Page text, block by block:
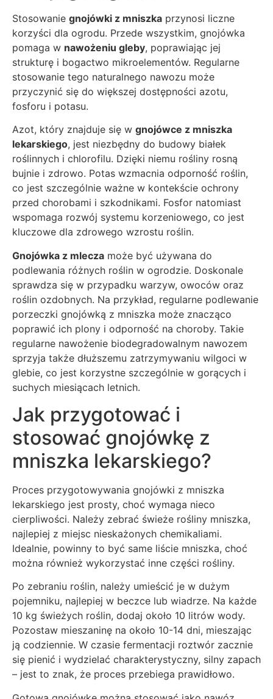
Stosowanie gnojówki z mniszka przynosi liczne
korzyści dla ogrodu. Przede wszystkim, gnojówka
pomaga w nawożeniu gleby, poprawiając jej
strukturę i bogactwo mikroelementów. Regularne
stosowanie tego naturalnego nawozu może
przyczynić się do większej dostępności azotu,
fosforu i potasu.
Azot, który znajduje się w gnojówce z mniszka
lekarskiego, jest niezbędny do budowy białek
roślinnych i chlorofilu. Dzięki niemu rośliny rosną
bujnie i zdrowo. Potas wzmacnia odporność roślin,
co jest szczególnie ważne w kontekście ochrony
przed chorobami i szkodnikami. Fosfor natomiast
wspomaga rozwój systemu korzeniowego, co jest
kluczowe dla zdrowego wzrostu roślin.
Gnojówka z mlecza może być używana do
podlewania różnych roślin w ogrodzie. Doskonale
sprawdza się w przypadku warzyw, owoców oraz
roślin ozdobnych. Na przykład, regularne podlewanie
porzeczki gnojówką z mniszka może znacząco
poprawić ich plony i odporność na choroby. Takie
regularne nawożenie biodegradowalnym nawozem
sprzyja także dłuższemu zatrzymywaniu wilgoci w
glebie, co jest korzystne szczególnie w gorących i
suchych miesiącach letnich.
Jak przygotować i
stosować gnojówkę z
mniszka lekarskiego?
Proces przygotowywania gnojówki z mniszka
lekarskiego jest prosty, choć wymaga nieco
cierpliwości. Należy zebrać świeże rośliny mniszka,
najlepiej z miejsc nieskażonych chemikaliami.
Idealnie, powinny to być same liście mniszka, choć
można również wykorzystać inne części rośliny.
Po zebraniu roślin, należy umieścić je w dużym
pojemniku, najlepiej w beczce lub wiadrze. Na każde
10 kg świeżych roślin, dodaj około 10 litrów wody.
Pozostaw mieszaninę na około 10-14 dni, mieszając
ją codziennie. W czasie fermentacji roztwór zacznie
się pienić i wydzielać charakterystyczny, silny zapach
– jest to znak, że proces przebiega prawidłowo.